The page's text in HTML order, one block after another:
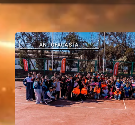
ANTOFAGASTA